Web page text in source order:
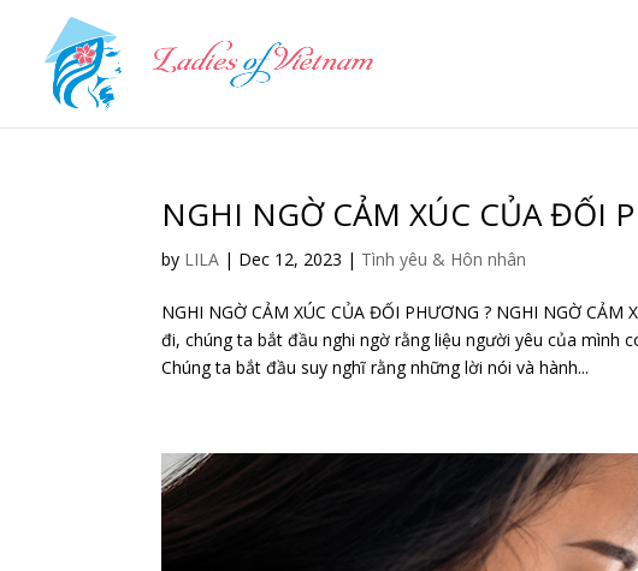
NGHI NGỜ CẢM XÚC CỦA ĐỐI
by LILA | Dec 12, 2023 | Tình yêu & Hôn nhân
NGHI NGỜ CẢM XÚC CỦA ĐỐI PHƯƠNG ? NGHI NGỜ
đi, chúng ta bắt đầu nghi ngờ rằng liệu người yêu của mình
Chúng ta bắt đầu suy nghĩ rằng những lời nói và hành...